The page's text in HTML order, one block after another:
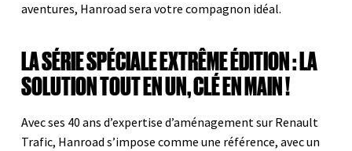
aventures, Hanroad sera votre compagnon idéal.
LA SÉRIE SPÉCIALE EXTRÊME ÉDITION : LA
SOLUTION TOUT EN UN, CLÉ EN MAIN !
Avec ses 40 ans d’expertise d’aménagement sur Renault
Trafic, Hanroad s’impose comme une référence, avec un